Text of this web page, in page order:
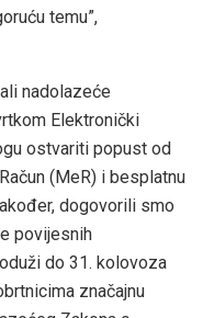
temu”,
nadolazeće
Elektronički
ostvariti popust od
(MeR) i besplatnu
dogovorili smo
povijesnih
do 31. kolovoza
značajnu